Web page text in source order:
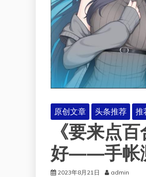
原创文章 头条推荐 推
《要来点
好——手帐
2023年8月21日 admin